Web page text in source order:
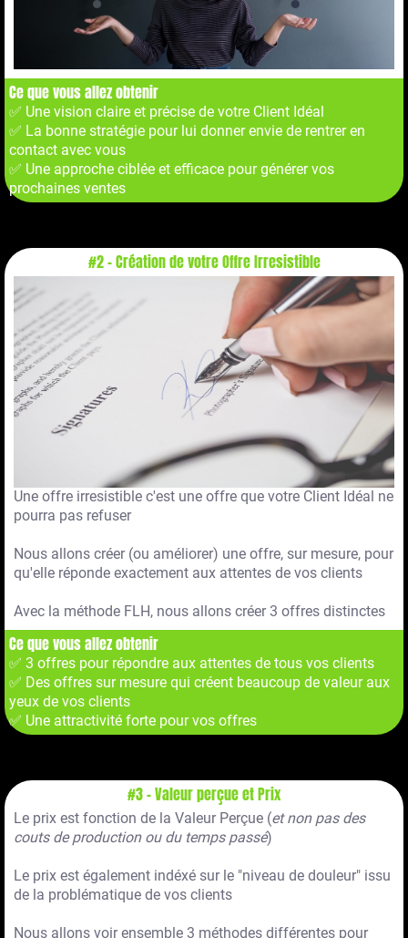
Ce que vous allez obtenir
✅ Une vision claire et précise de votre Client Idéal
✅ La bonne stratégie pour lui donner envie de rentrer en
contact avec vous
✅ Une approche ciblée et efficace pour générer vos
prochaines ventes
#2 - Création de votre Offre Irresistible
Une offre irresistible c'est une offre que votre Client Idéal ne
pourra pas refuser
Nous allons créer (ou améliorer) une offre, sur mesure, pour
qu'elle réponde exactement aux attentes de vos clients
Avec la méthode FLH, nous allons créer 3 offres distinctes
Ce que vous allez obtenir
✅ 3 offres pour répondre aux attentes de tous vos clients
✅ Des offres sur mesure qui créent beaucoup de valeur aux
yeux de vos clients
✅ Une attractivité forte pour vos offres
#3 - Valeur perçue et Prix
Le prix est fonction de la Valeur Perçue (et non pas des
couts de production ou du temps passé)
Le prix est également indéxé sur le "niveau de douleur" issu
de la problématique de vos clients
Nous allons voir ensemble 3 méthodes différentes pour